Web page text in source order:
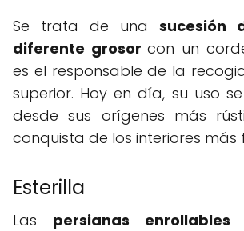
Se trata de una sucesión
diferente grosorcon un
es el responsable de la
superior. Hoy en día, su uso
desde sus orígenes más
conquista de los interiores más
Esterilla
Las persianas